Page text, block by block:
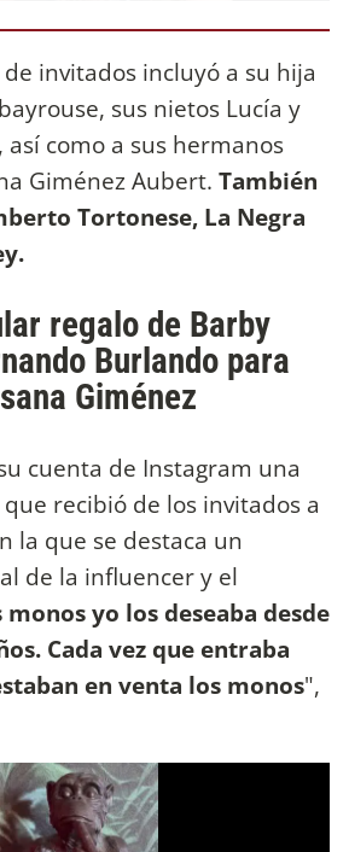
invitados incluyó a su hija
sus nietos Lucía y
, así como a sus hermanos
Giménez Aubert. También
Tortonese, La Negra
regalo de Barby
Burlando para
Giménez
cuenta de Instagram una
recibió de los invitados a
la que se destaca un
de la influencer y el
monos yo los deseaba desde
Cada vez que entraba
en venta los monos",